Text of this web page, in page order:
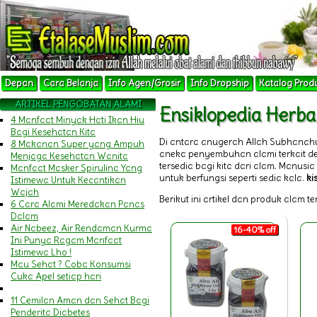
Depan Cara Belanja Info Agen/Grosir Info Dropship
Katalog
ARTIKEL PENGOBATAN ALAMI
4 Manfaat Minyak Hati Ikan Hiu
Bagi Kesehatan Kita
8 Makanan Super yang Ampuh
Menjaga Kesehatan Wanita
Manfaat Masker Spirulina Yang
Istimewa Untuk Kecantikan
Wajah
6 Cara Alami Meredakan Panas
Dalam
Air Nabeez, Air Rendaman Kurma
Ini Punya Ragam Manfaat
Istimewa Lho !
Mau Sehat ? Coba Konsumsi
Cuka Apel setiap hari
11 Cemilan Aman dan Sehat Bagi
Penderita Diabetes
Ensiklopedia
Di antara anugerah Allah
aneka penyembuhan alami terkait
tersedia bagi kita dari alam.
untuk berfungsi seperti sedia kala.
Berikut ini artikel dan produk alam
16-40% off